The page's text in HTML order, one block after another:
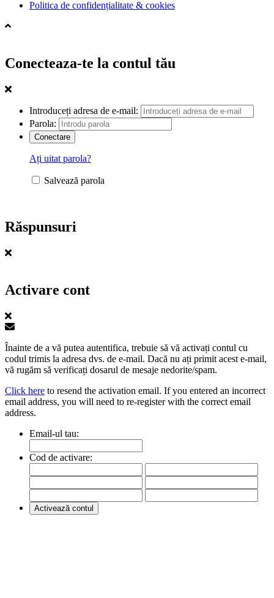
Politica de confidențialitate & cookies
Conecteaza-te la contul tău
Introduceți adresa de e-mail:
Parola:
Ați uitat parola?
Salvează parola
Răspunsuri
Activare cont
Înainte de a vă putea autentifica, trebuie să vă activați contul cu
codul trimis la adresa dvs. de e-mail. Dacă nu ați primit acest e-mail,
vă rugăm să verificați dosarul de mesaje nedorite/spam.
Click here to resend the activation email. If you entered an incorrect
email address, you will need to re-register with the correct email
address.
Email-ul tau:
Cod de activare: